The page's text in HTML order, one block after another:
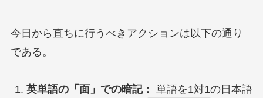
今日から直ちに行うべきアクションは以下の通り
である。
英単語の「面」での暗記： 単語を1対1の日本語